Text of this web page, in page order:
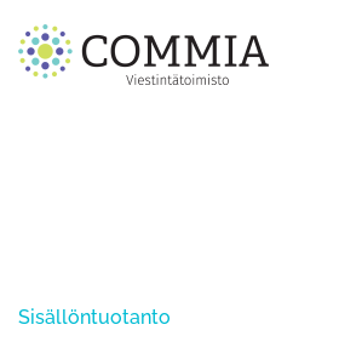
content
Sisällöntuotanto